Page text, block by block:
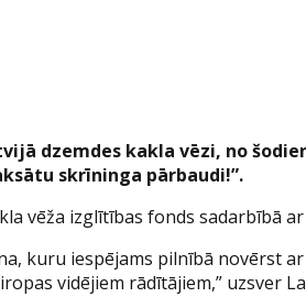
dzemdes kakla vēzi, no
skrīninga pārbaudi!”.
vēža izglītības fonds sadarbībā
kuru iespējams pilnībā novērst
vidējiem rādītājiem,” uzsver